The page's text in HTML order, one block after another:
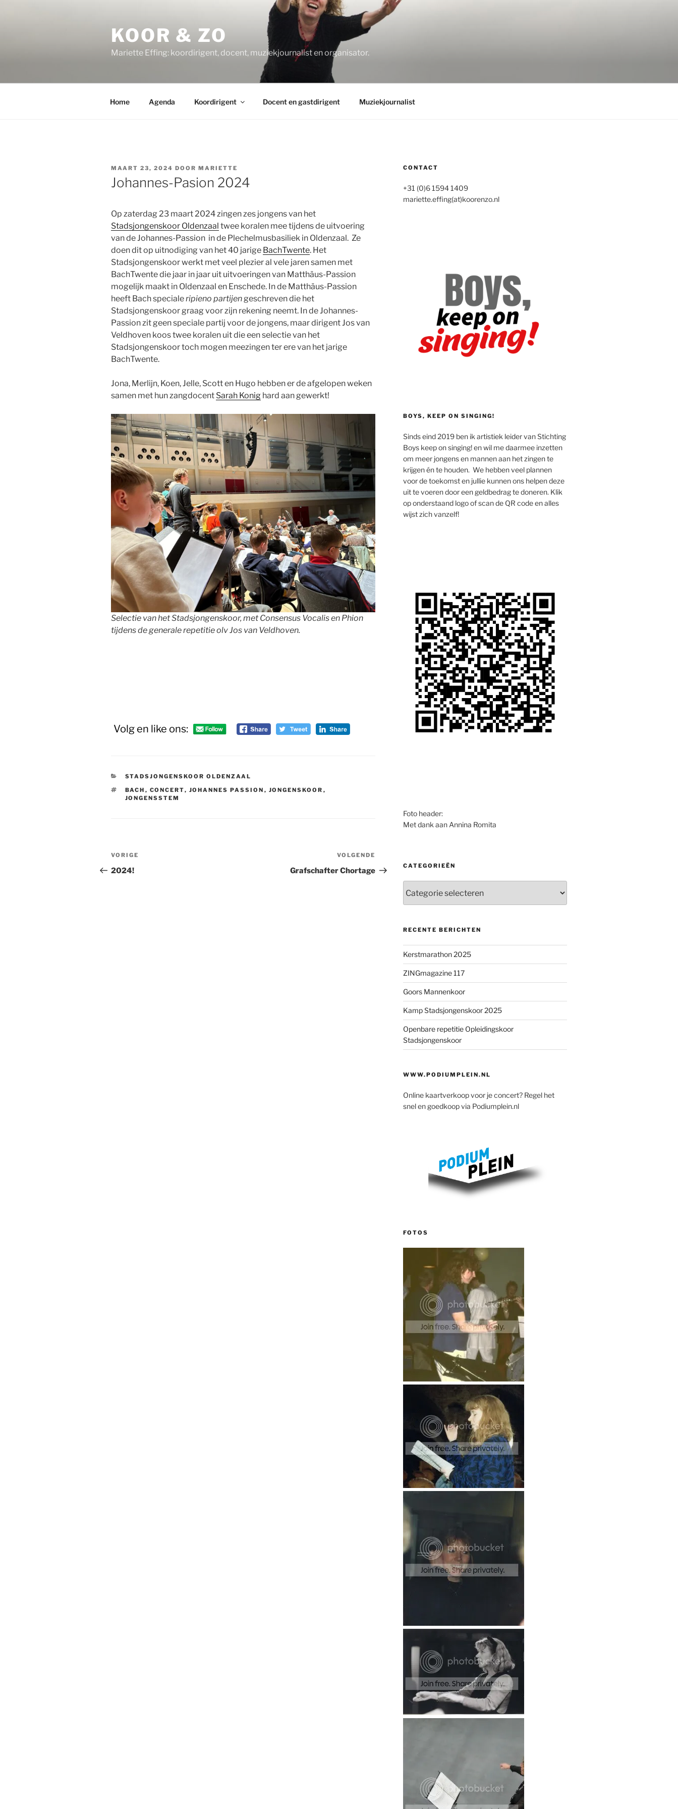
KOOR & ZO
Mariette Effing: koordirigent, docent, muziekjournalist en organisator.
Home Agenda Koordirigent Docent en gastdirigent Muziekjournalist
GEPLAATST
OP
MAART 23, 2024 DOOR MARIETTE
Johannes-Pasion 2024
Op zaterdag 23 maart 2024 zingen zes jongens van het
Stadsjongenskoor Oldenzaal twee koralen mee tijdens de uitvoering
van de Johannes-Passion in de Plechelmusbasiliek in Oldenzaal. Ze
doen dit op uitnodiging van het 40 jarige BachTwente. Het
Stadsjongenskoor werkt met veel plezier al vele jaren samen met
BachTwente die jaar in jaar uit uitvoeringen van Matthäus-Passion
mogelijk maakt in Oldenzaal en Enschede. In de Matthäus-Passion
heeft Bach specialeripieno partijengeschreven die het
Stadsjongenskoor graag voor zijn rekening neemt. In de Johannes-
Passion zit geen speciale partij voor de jongens, maar dirigent Jos van
Veldhoven koos twee koralen uit die een selectie van het
Stadsjongenskoor toch mogen meezingen ter ere van het jarige
BachTwente.
Jona, Merlijn, Koen, Jelle, Scott en Hugo hebben er de afgelopen weken
samen met hun zangdocent Sarah Konig hard aan gewerkt!
Selectie van het Stadsjongenskoor, met Consensus Vocalis en Phion
tijdens de generale repetitie olv Jos van Veldhoven.
Volg en like ons:
CATEGORIEËN
STADSJONGENSKOOR OLDENZAAL
TAGS
BACH , CONCERT, JOHANNES PASSION , JONGENSKOOR ,
JONGENSSTEM
Bericht
navigatie
Vorig
bericht
VORIGE
2024!
bericht
VOLGENDE
Grafschafter Chortage
CONTACT
+31 (0)6 1594 1409
mariette.effing(at)koorenzo.nl
BOYS, KEEP ON SINGING!
Sinds eind 2019 ben ik artistiek leider van Stichting
Boys keep on singing! en wil me daarmee inzetten
om meer jongens en mannen aan het zingen te
krijgen én te houden. We hebben veel plannen
voor de toekomst en jullie kunnen ons helpen deze
uit te voeren door een geldbedrag te doneren. Klik
op onderstaand logo of scan de QR code en alles
wijst zich vanzelf!
Foto header:
Met dank aan Annina Romita
CATEGORIEËN
RECENTE BERICHTEN
Kerstmarathon 2025
ZINGmagazine 117
Goors Mannenkoor
Kamp Stadsjongenskoor 2025
Openbare repetitie Opleidingskoor
Stadsjongenskoor
WWW.PODIUMPLEIN.NL
Online kaartverkoop voor je concert? Regel het
snel en goedkoop via Podiumplein.nl
FOTOS